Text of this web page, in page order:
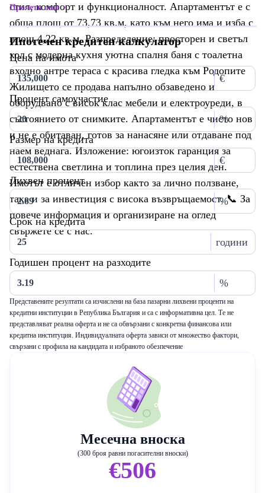
стил, комфорт и функционалност. Апартаментът е с
обща площ от 73,73 кв.м, като към него има и изба с
площ 4,22 кв.м. Разпределение: просторен и светъл
хол с модерна кухня уютна спалня баня с тоалетна
входно антре тераса с красива гледка към Родопите
Жилището се продава напълно обзаведено и
оборудвано с висок клас мебели и електроуреди, в
състоянието от снимките. Апартаментът е чисто нов
и не е обитаван, готов за нанасяне или отдаване под
наем веднага. Изложение: югоизток гаранция за
естествена светлина и топлина през целия ден.
Имотът е отличен избор както за лично ползване,
така и за инвестиция с висока възвръщаемост. 📞 За
повече информация и организиране на оглед
свържете се с нас.
Прочети още
Ипотечен кредитен калкулатор
Цена на имота
€
Процент самоучастие
%
Размер на кредита
€
Лихвен процент
%
Срок на кредита
години
Годишен процент на разходите
%
Представените резултати са изчислени на база пазарни лихвени проценти на
кредитни институции в Република България и са с информативна цел. Те не
представляват реална оферта и не са обвързани с конкретна финансова или
кредитна институция. Индивидуалната оферта зависи от множество фактори,
свързани с профила на кандидата и избраното обезпечение
Месечна вноска
(300 броя равни погасителни вноски)
€506